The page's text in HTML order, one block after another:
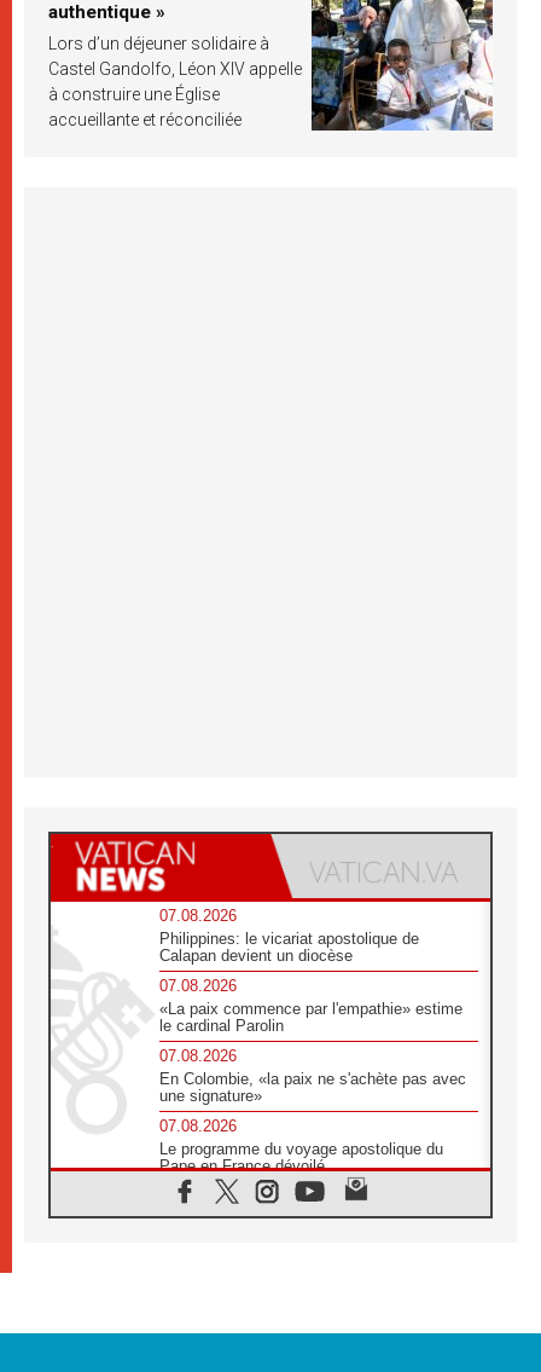
authentique »
Lors d’un déjeuner solidaire à
Castel Gandolfo, Léon XIV appelle
à construire une Église
accueillante et réconciliée
07.08.2026
Philippines: le vicariat apostolique de
Calapan devient un diocèse
07.08.2026
«La paix commence par l'empathie» estime
le cardinal Parolin
07.08.2026
En Colombie, «la paix ne s'achète pas avec
une signature»
07.08.2026
Le programme du voyage apostolique du
Pape en France dévoilé
07.08.2026
1ère Conférence continentale sur l'éducation
07.08.2026